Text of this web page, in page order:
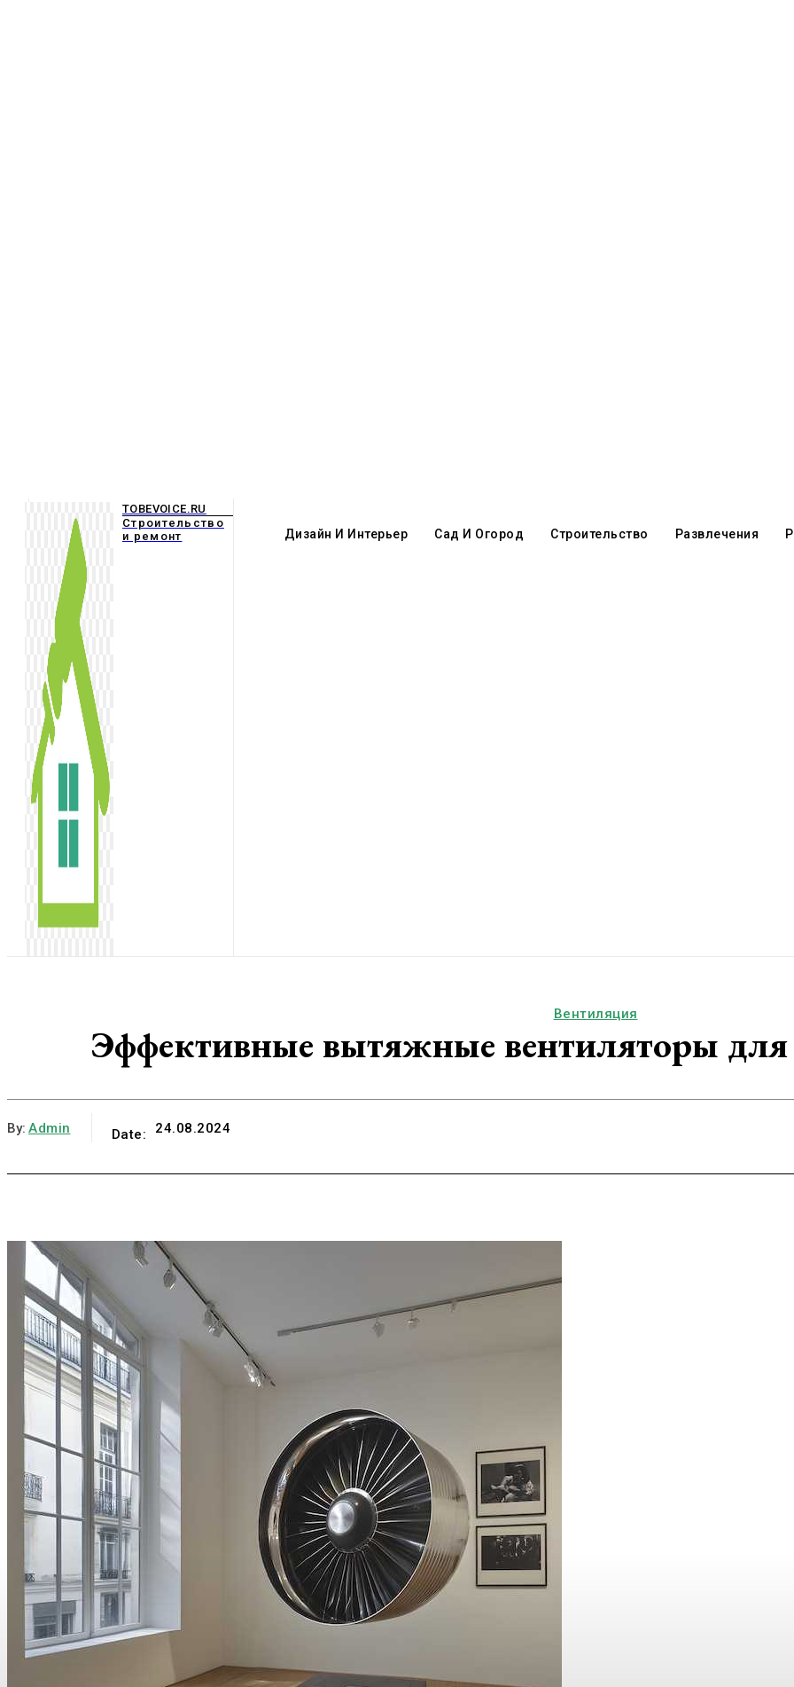
TOBEVOICE.RU
Строительство
и ремонт
Дизайн И Интерьер Сад И Огород Строительство Развлечения
Вентиляция
Эффективные вытяжные вентиляторы
By: Admin Date: 24.08.2024